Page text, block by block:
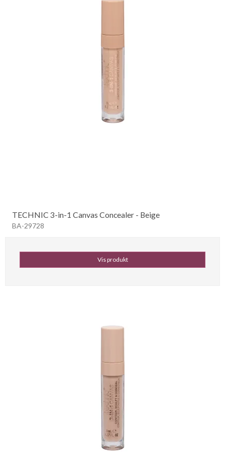
TECHNIC 3-in-1 Canvas Concealer - Beige
BA-29728
Vis produkt